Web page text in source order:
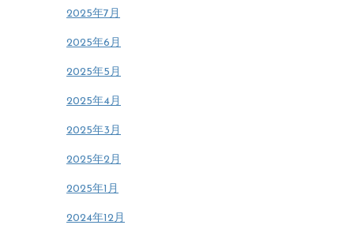
2025年7月
2025年6月
2025年5月
2025年4月
2025年3月
2025年2月
2025年1月
2024年12月